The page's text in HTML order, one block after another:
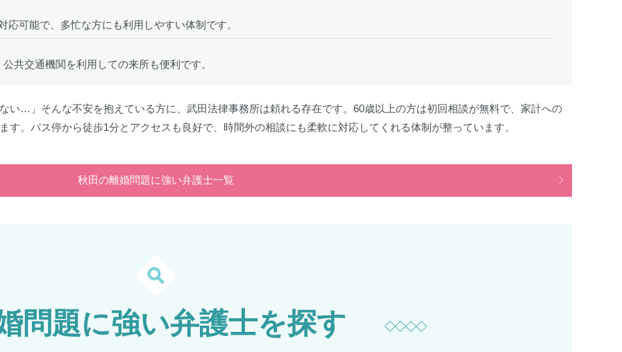
可能で、多忙な方にも利用しやすい体制です。
共交通機関を利用しての来所も便利です。
い…」そんな不安を抱えている方に、武田法律事務所は頼れる存在です。60歳以上の方は初回相談が無料で、家計への
。バス停から徒歩1分とアクセスも良好で、時間外の相談にも柔軟に対応してくれる体制が整っています。
秋田の離婚問題に強い弁護士一覧
問題に強い弁護士を探す